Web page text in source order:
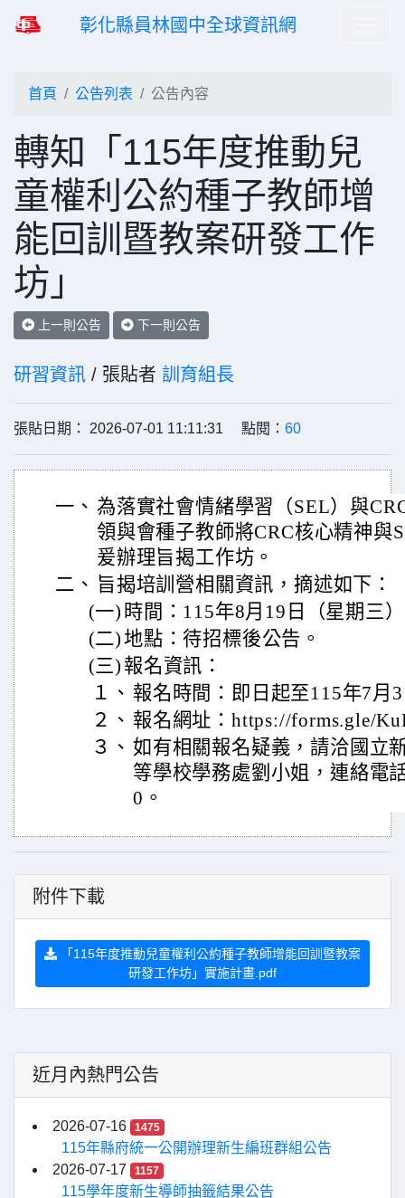
彰化縣員林國中全球資訊網
首頁 公告列表 公告內容
轉知「115年度推動兒
童權利公約種子教師增
能回訓暨教案研發工作
坊」
上一則公告 下一則公告
研習資訊 / 張貼者 訓育組長
張貼日期： 2026-07-01 11:11:31 點閱： 60
一、 為落實社會情緒學習（SEL）與
領與會種子教師將CRC核心精神與
爰辦理旨揭工作坊。
二、 旨揭培訓營相關資訊，摘述如下：
(一) 時間：115年8月19日（星期三
(二)地點：待招標後公告。
(三) 報名資訊：
１、 報名時間：即日起至115年7月
２、 報名網址：https://forms.gle/
３、 如有相關報名疑義，請洽國立
等學校學務處劉小姐，連絡電
0。
附件下載
「115年度推動兒童權利公約種子教師增能回訓暨教案
研發工作坊」實施計畫.pdf
近月內熱門公告
2026-07-16 1475
115年縣府統一公開辦理新生編班群組公告
2026-07-17
1157
115學年度新生導師抽籤結果公告